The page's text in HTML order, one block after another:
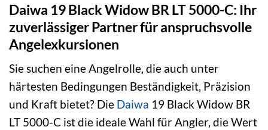
Daiwa 19 Black Widow BR LT 5000-C: Ihr
zuverlässiger Partner für anspruchsvolle
Angelexkursionen
Sie suchen eine Angelrolle, die auch unter
härtesten Bedingungen Beständigkeit, Präzision
und Kraft bietet? Die Daiwa 19 Black Widow BR
LT 5000-C ist die ideale Wahl für Angler, die Wert